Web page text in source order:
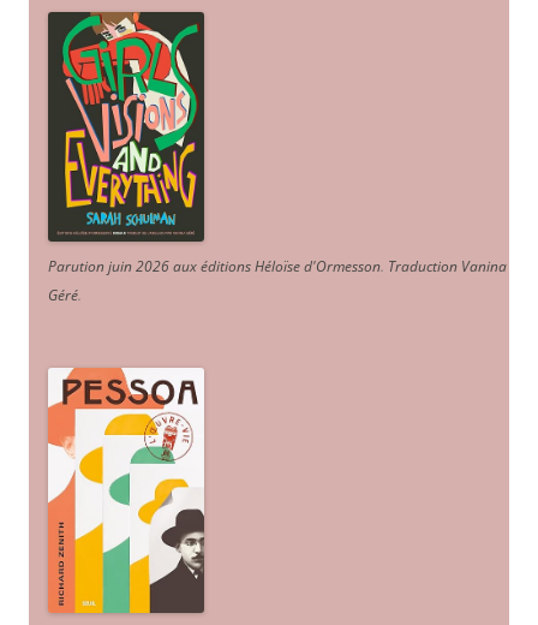
Parution juin 2026 aux éditions Héloïse d'Ormesson. Traduction Vanina
Géré.